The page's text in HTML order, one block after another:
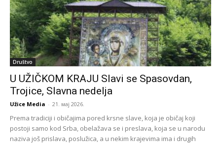
Društvo
U UŽIČKOM KRAJU Slavi se Spasovdan,
Trojice, Slavna nedelja
Užice Media - 21. мај 2026.
Prema tradiciji i običajima pored krsne slave, koja je običaj koji
postoji samo kod Srba, obelažava se i preslava, koja se u narodu
naziva još prislava, poslužica, a u nekim krajevima ima i drugih